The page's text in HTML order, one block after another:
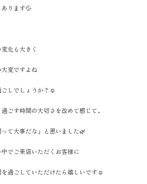
ります💦
化も大きく
変ですよね
しでしょうか？☺️
ごす時間の大切さを改めて感じて、
って大事だな」と思いました🌿
でご来店いただくお客様に
過ごしていただけたら嬉しいです☺️